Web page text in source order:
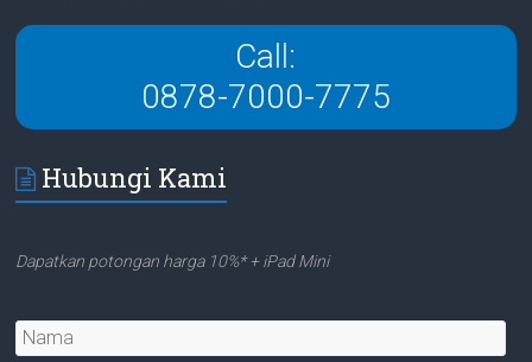
Call:
0878-7000-7775
Hubungi Kami
Dapatkan potongan harga 10%* + iPad Mini